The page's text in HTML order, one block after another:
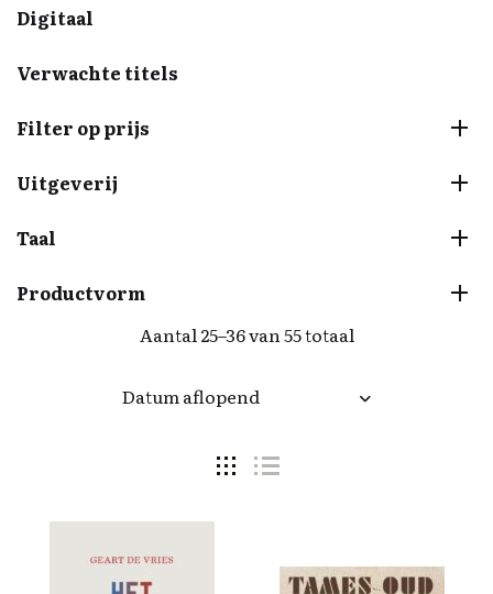
Aantal 25–36 van 55 totaal
Datum aflopend
Digitaal
Verwachte titels
Filter op prijs
Uitgeverij
Taal
Productvorm